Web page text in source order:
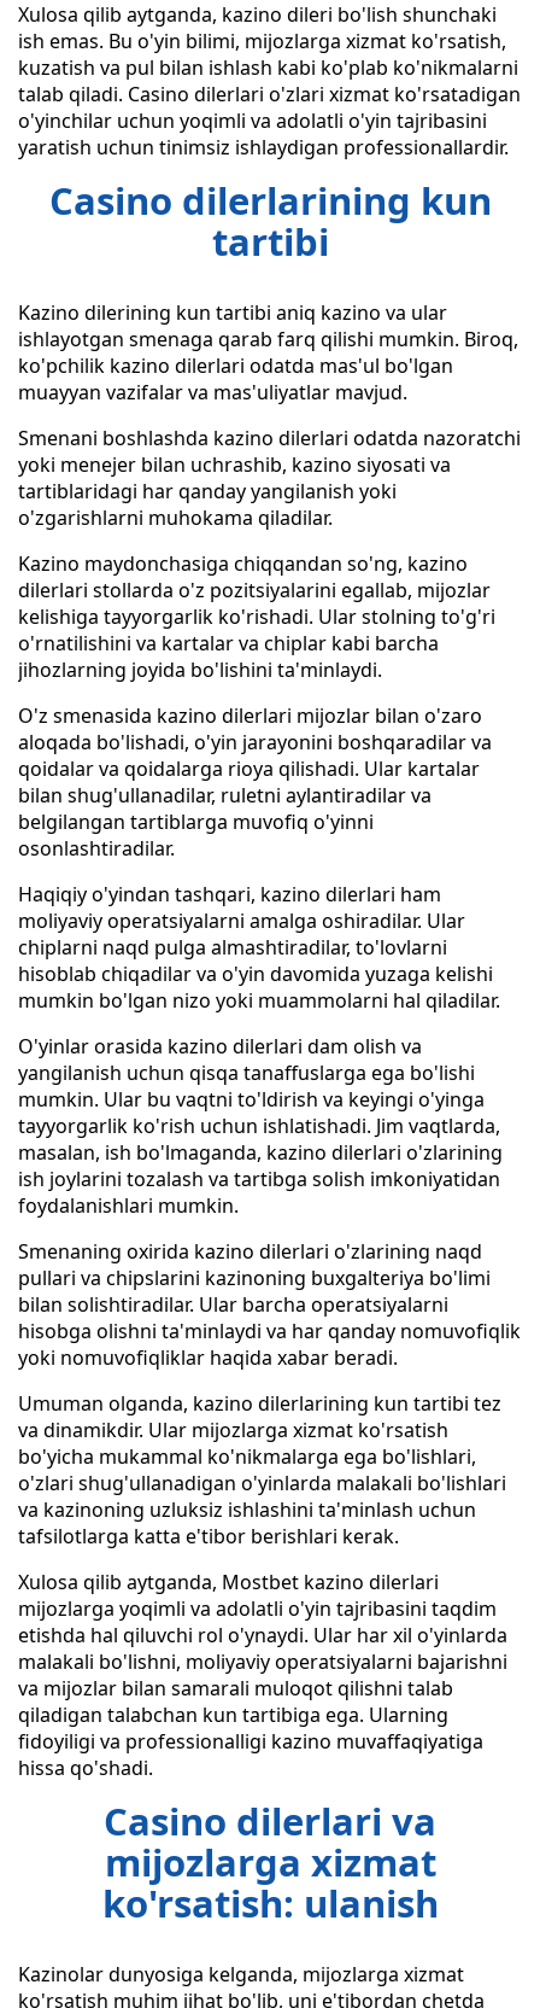
Xulosa qilib aytganda, kazino dileri bo'lish shunchaki
ish emas. Bu o'yin bilimi, mijozlarga xizmat ko'rsatish,
kuzatish va pul bilan ishlash kabi ko'plab ko'nikmalarni
talab qiladi. Casino dilerlari o'zlari xizmat ko'rsatadigan
o'yinchilar uchun yoqimli va adolatli o'yin tajribasini
yaratish uchun tinimsiz ishlaydigan professionallardir.
Casino dilerlarining kun
tartibi
Kazino dilerining kun tartibi aniq kazino va ular
ishlayotgan smenaga qarab farq qilishi mumkin. Biroq,
ko'pchilik kazino dilerlari odatda mas'ul bo'lgan
muayyan vazifalar va mas'uliyatlar mavjud.
Smenani boshlashda kazino dilerlari odatda nazoratchi
yoki menejer bilan uchrashib, kazino siyosati va
tartiblaridagi har qanday yangilanish yoki
o'zgarishlarni muhokama qiladilar.
Kazino maydonchasiga chiqqandan so'ng, kazino
dilerlari stollarda o'z pozitsiyalarini egallab, mijozlar
kelishiga tayyorgarlik ko'rishadi. Ular stolning to'g'ri
o'rnatilishini va kartalar va chiplar kabi barcha
jihozlarning joyida bo'lishini ta'minlaydi.
O'z smenasida kazino dilerlari mijozlar bilan o'zaro
aloqada bo'lishadi, o'yin jarayonini boshqaradilar va
qoidalar va qoidalarga rioya qilishadi. Ular kartalar
bilan shug'ullanadilar, ruletni aylantiradilar va
belgilangan tartiblarga muvofiq o'yinni
osonlashtiradilar.
Haqiqiy o'yindan tashqari, kazino dilerlari ham
moliyaviy operatsiyalarni amalga oshiradilar. Ular
chiplarni naqd pulga almashtiradilar, to'lovlarni
hisoblab chiqadilar va o'yin davomida yuzaga kelishi
mumkin bo'lgan nizo yoki muammolarni hal qiladilar.
O'yinlar orasida kazino dilerlari dam olish va
yangilanish uchun qisqa tanaffuslarga ega bo'lishi
mumkin. Ular bu vaqtni to'ldirish va keyingi o'yinga
tayyorgarlik ko'rish uchun ishlatishadi. Jim vaqtlarda,
masalan, ish bo'lmaganda, kazino dilerlari o'zlarining
ish joylarini tozalash va tartibga solish imkoniyatidan
foydalanishlari mumkin.
Smenaning oxirida kazino dilerlari o'zlarining naqd
pullari va chipslarini kazinoning buxgalteriya bo'limi
bilan solishtiradilar. Ular barcha operatsiyalarni
hisobga olishni ta'minlaydi va har qanday nomuvofiqlik
yoki nomuvofiqliklar haqida xabar beradi.
Umuman olganda, kazino dilerlarining kun tartibi tez
va dinamikdir. Ular mijozlarga xizmat ko'rsatish
bo'yicha mukammal ko'nikmalarga ega bo'lishlari,
o'zlari shug'ullanadigan o'yinlarda malakali bo'lishlari
va kazinoning uzluksiz ishlashini ta'minlash uchun
tafsilotlarga katta e'tibor berishlari kerak.
Xulosa qilib aytganda, Mostbet kazino dilerlari
mijozlarga yoqimli va adolatli o'yin tajribasini taqdim
etishda hal qiluvchi rol o'ynaydi. Ular har xil o'yinlarda
malakali bo'lishni, moliyaviy operatsiyalarni bajarishni
va mijozlar bilan samarali muloqot qilishni talab
qiladigan talabchan kun tartibiga ega. Ularning
fidoyiligi va professionalligi kazino muvaffaqiyatiga
hissa qo'shadi.
Casino dilerlari va
mijozlarga xizmat
ko'rsatish: ulanish
Kazinolar dunyosiga kelganda, mijozlarga xizmat
ko'rsatish muhim jihat bo'lib, uni e'tibordan chetda